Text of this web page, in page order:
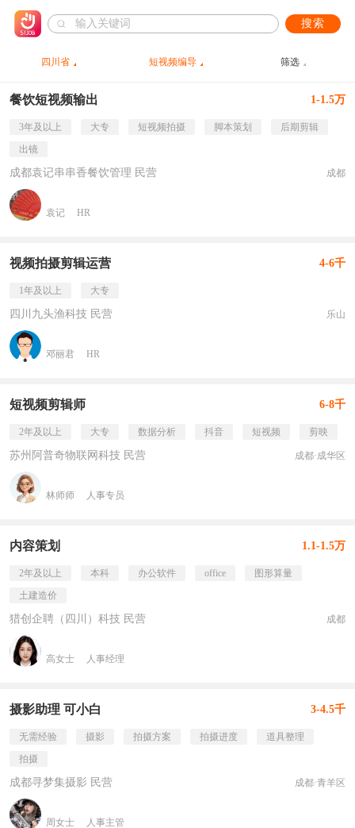
搜索
四川省 短视频编导 筛选
餐饮短视频输出 1-1.5万
3年及以上 大专 短视频拍摄 脚本策划
后期剪辑
出镜
成都袁记串串香餐饮管理 民营 成都
袁记 HR
视频拍摄剪辑运营 4-6千
1年及以上 大专
四川九头渔科技 民营 乐山
邓丽君 HR
短视频剪辑师 6-8千
2年及以上 大专 数据分析 抖音 短视频 剪映
苏州阿普奇物联网科技 民营 成都·成华区
林师师 人事专员
内容策划 1.1-1.5万
2年及以上 本科 办公软件 office
图形算量
土建造价
猎创企聘（四川）科技 民营 成都
高女士 人事经理
摄影助理 可小白 3-4.5千
无需经验 摄影 拍摄方案 拍摄进度
道具整理
拍摄
成都寻梦集摄影 民营 成都·青羊区
周女士 人事主管